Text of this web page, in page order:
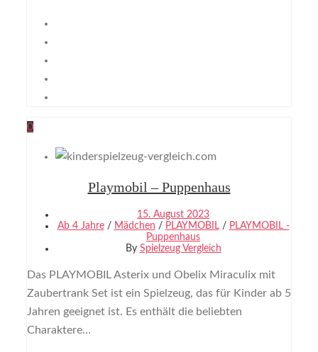
0
Playmobil – Puppenhaus
15. August 2023
Ab 4 Jahre/ Mädchen / PLAYMOBIL/ PLAYMOBIL -
Puppenhaus
By Spielzeug Vergleich
Das PLAYMOBIL Asterix und Obelix Miraculix mit
Zaubertrank Set ist ein Spielzeug, das für Kinder ab 5
Jahren geeignet ist. Es enthält die beliebten
Charaktere…